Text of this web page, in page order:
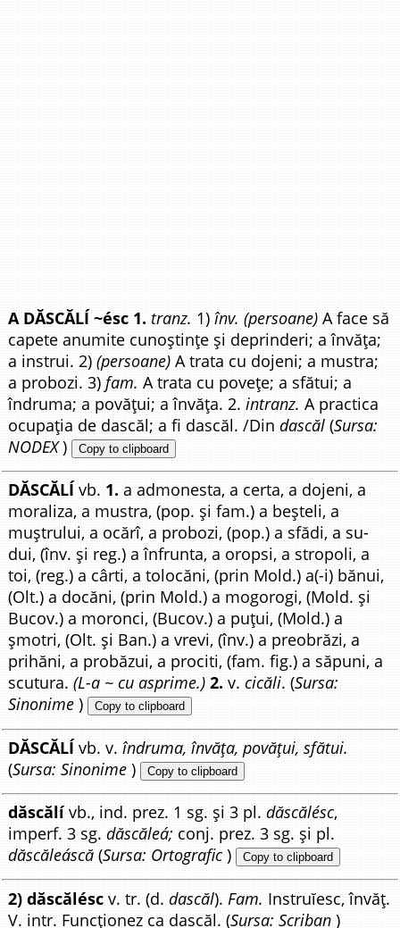
A DĂSCĂLÍ ~ésc 1. tranz. 1)înv. (persoane)A face să
capete anumite cunoștințe și deprinderi; a învăța;
a instrui. 2)(persoane)A trata cu dojeni; a mustra;
a probozi. 3)fam. A trata cu povețe; a sfătui; a
îndruma; a povățui; a învăța. 2.intranz.A practica
ocupația de dascăl; a fi dascăl. /Dindascăl (Sursa:
NODEX) Copy to clipboard
DĂSCĂLÍ vb. 1. a admonesta, a certa, a dojeni, a
moraliza, a mustra, (pop. și fam.) a beșteli, a
muștrului, a ocărî, a probozi, (pop.) a sfădi, a su-
dui, (înv. și reg.) a înfrunta, a oropsi, a stropoli, a
toi, (reg.) a cârti, a tolocăni, (prin Mold.) a(-i) bănui,
(Olt.) a docăni, (prin Mold.) a mogorogi, (Mold. și
Bucov.) a moronci, (Bucov.) a puțui, (Mold.) a
șmotri, (Olt. și Ban.) a vrevi, (înv.) a preobrăzi, a
prihăni, a probăzui, a prociti, (fam. fig.) a săpuni, a
scutura.(L-a ~ cu asprime.) 2. v.cicăli. (Sursa:
Sinonime ) Copy to clipboard
DĂSCĂLÍ vb. v.îndruma, învăța, povățui, sfătui.
(Sursa: Sinonime ) Copy to clipboard
dăscălívb., ind. prez. 1 sg. și 3 pl.dăscălésc,
imperf. 3 sg.dăscăleá; conj. prez. 3 sg. și pl.
dăscăleáscă (Sursa: Ortografic ) Copy to clipboard
2) dăscălésc v. tr. (d.dascăl). Fam. Instruĭesc, învăț.
V. intr. Funcționez ca dascăl. (Sursa: Scriban )